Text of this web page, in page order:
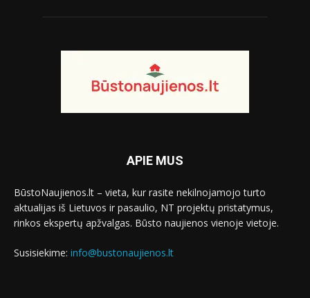
APIE MUS
BūstoNaujienos.lt – vieta, kur rasite nekilnojamojo turto
aktualijas iš Lietuvos ir pasaulio, NT projektų pristatymus,
rinkos ekspertų apžvalgas. Būsto naujienos vienoje vietoje.
Susisiekime: info@bustonaujienos.lt